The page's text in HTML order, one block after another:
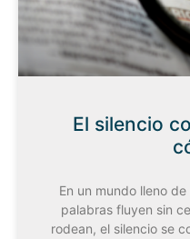
El silencio
En un mundo lleno
palabras fluyen sin
rodean, el silencio se